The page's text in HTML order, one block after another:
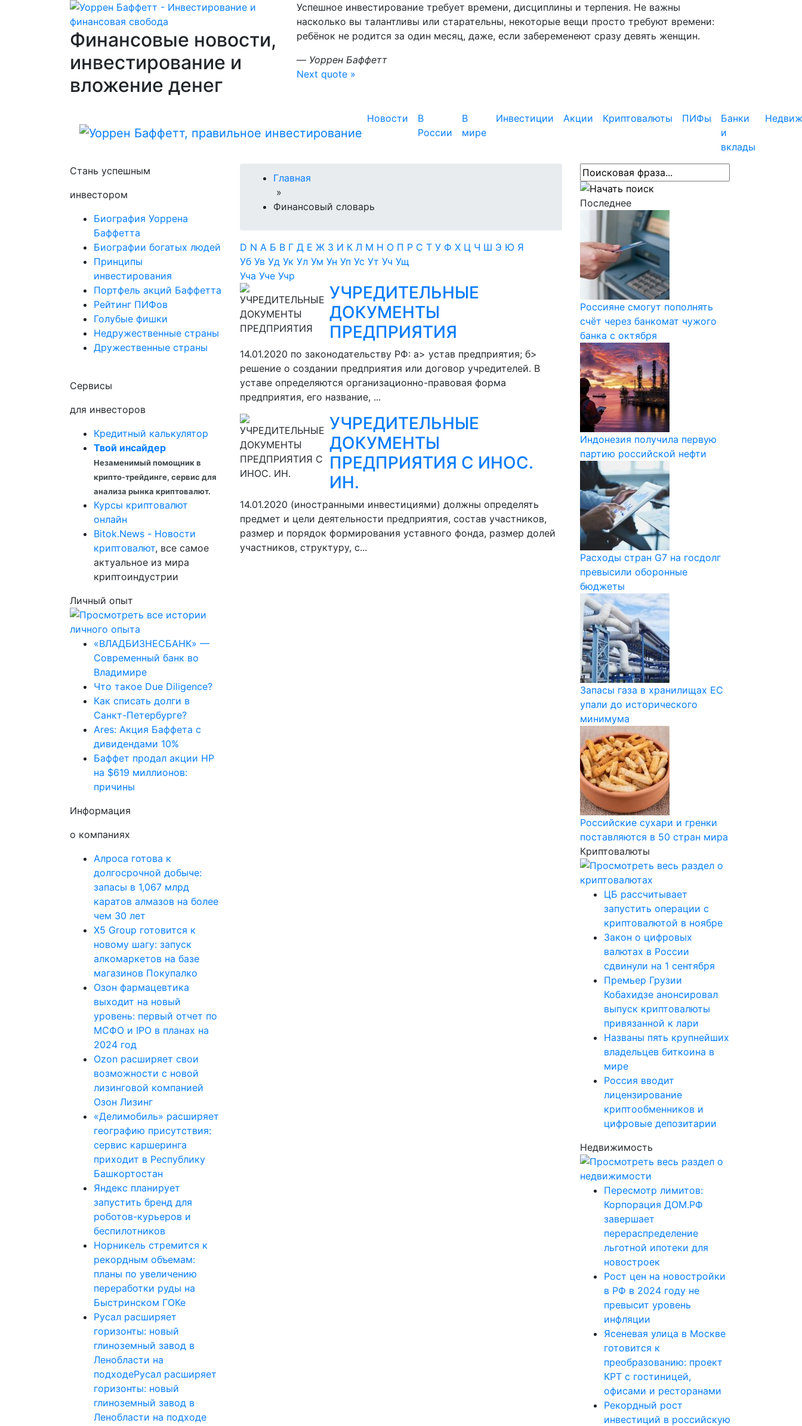
Финансовые новости,
инвестирование и
вложение денег
Успешное инвестирование требует времени, дисциплины и терпения. Не важны
насколько вы талантливы или старательны, некоторые вещи просто требуют времени:
ребёнок не родится за один месяц, даже, если забеременеют сразу девять женщин.
— Уоррен Баффетт
Next quote »
Новости
В
России
В
мире
Инвестиции Акции Криптовалюты ПИФы
Банки
и
вклады
Стань успешным
инвестором
Биография Уоррена
Баффетта
Биографии богатых людей
Принципы
инвестирования
Портфель акций Баффетта
Рейтинг ПИФов
Голубые фишки
Недружественные страны
Дружественные страны
Сервисы
для инвесторов
Кредитный калькулятор
Твой инсайдер
Незаменимый помощник в
крипто-трейдинге, сервис для
анализа рынка криптовалют.
Курсы криптовалют
онлайн
Bitok.News - Новости
криптовалют, все самое
актуальное из мира
криптоиндустрии
Личный опыт
«ВЛАДБИЗНЕСБАНК» —
Современный банк во
Владимире
Что такое Due Diligence?
Как списать долги в
Санкт-Петербурге?
Ares: Акция Баффета с
дивидендами 10%
Баффет продал акции HP
на $619 миллионов:
причины
Информация
о компаниях
Алроса готова к
долгосрочной добыче:
запасы в 1,067 млрд
каратов алмазов на более
чем 30 лет
X5 Group готовится к
новому шагу: запуск
алкомаркетов на базе
магазинов Покупалко
Озон фармацевтика
выходит на новый
уровень: первый отчет по
МСФО и IPO в планах на
2024 год
Ozon расширяет свои
возможности с новой
лизинговой компанией
Озон Лизинг
«Делимобиль» расширяет
географию присутствия:
сервис каршеринга
приходит в Республику
Башкортостан
Яндекс планирует
запустить бренд для
роботов-курьеров и
беспилотников
Норникель стремится к
рекордным объемам:
планы по увеличению
переработки руды на
Быстринском ГОКе
Русал расширяет
горизонты: новый
глиноземный завод в
Ленобласти на
подходеРусал расширяет
горизонты: новый
глиноземный завод в
Ленобласти на подходе
Главная
»
Финансовый словарь
D N А Б В Г Д Е Ж З И К Л М Н О П Р С Т У Ф Х Ц Ч Ш Э Ю Я
Уб Ув Уд Ук Ул Ум Ун Уп Ус Ут Уч Ущ
Уча Уче Учр
УЧРЕДИТЕЛЬНЫЕ
ДОКУМЕНТЫ
ПРЕДПРИЯТИЯ
14.01.2020 по законодательству РФ: а> устав предприятия; б>
решение о создании предприятия или договор учредителей. В
уставе определяются организационно-правовая форма
предприятия, его название, ...
УЧРЕДИТЕЛЬНЫЕ
ДОКУМЕНТЫ
ПРЕДПРИЯТИЯ С ИНОС.
ИН.
14.01.2020 (иностранными инвестициями) должны определять
предмет и цели деятельности предприятия, состав участников,
размер и порядок формирования уставного фонда, размер долей
участников, структуру, с...
Последнее
Россияне смогут пополнять
счёт через банкомат чужого
банка с октября
Индонезия получила первую
партию российской нефти
Расходы стран G7 на госдолг
превысили оборонные
бюджеты
Запасы газа в хранилищах ЕС
упали до исторического
минимума
Российские сухари и гренки
поставляются в 50 стран мира
Криптовалюты
ЦБ рассчитывает
запустить операции с
криптовалютой в ноябре
Закон о цифровых
валютах в России
сдвинули на 1 сентября
Премьер Грузии
Кобахидзе анонсировал
выпуск криптовалюты
привязанной к лари
Названы пять крупнейших
владельцев биткоина в
мире
Россия вводит
лицензирование
криптообменников и
цифровые депозитарии
Недвижимость
Пересмотр лимитов:
Корпорация ДОМ.РФ
завершает
перераспределение
льготной ипотеки для
новостроек
Рост цен на новостройки
в РФ в 2024 году не
превысит уровень
инфляции
Ясеневая улица в Москве
готовится к
преобразованию: проект
КРТ с гостиницей,
офисами и ресторанами
Рекордный рост
инвестиций в российскую